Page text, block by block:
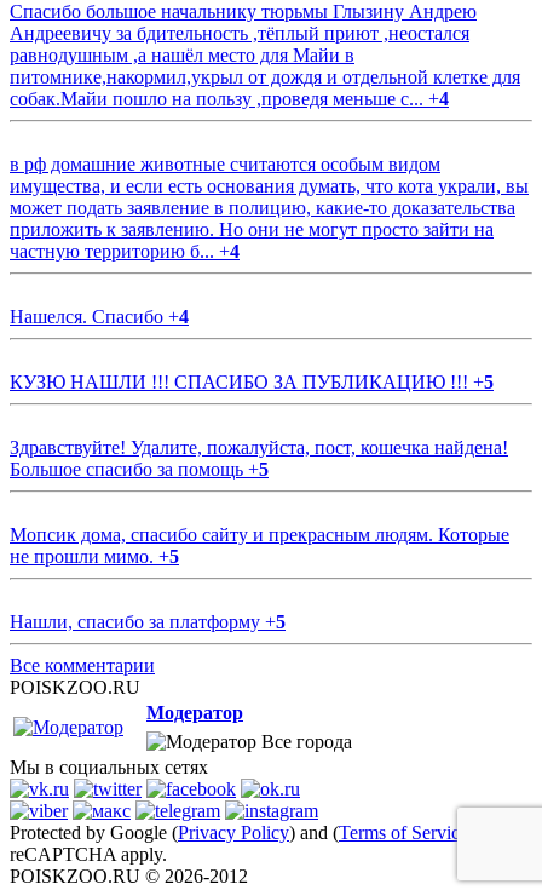
Спасибо большое начальнику тюрьмы Глызину Андрею
Андреевичу за бдительность ,тёплый приют ,неостался
равнодушным ,а нашёл место для Майи в
питомнике,накормил,укрыл от дождя и отдельной клетке для
собак.Майи пошло на пользу ,проведя меньше с... +4
в рф домашние животные считаются особым видом
имущества, и если есть основания думать, что кота украли, вы
может подать заявление в полицию, какие-то доказательства
приложить к заявлению. Но они не могут просто зайти на
частную территорию б... +4
Нашелся. Спасибо +4
КУЗЮ НАШЛИ !!! СПАСИБО ЗА ПУБЛИКАЦИЮ !!! +5
Здравствуйте! Удалите, пожалуйста, пост, кошечка найдена!
Большое спасибо за помощь +5
Мопсик дома, спасибо сайту и прекрасным людям. Которые
не прошли мимо. +5
Нашли, спасибо за платформу +5
Все комментарии
POISKZOO.RU
Модератор
Все города
Мы в социальных сетях
Protected by Google (Privacy Policy) and (Terms of Service
reCAPTCHA apply.
POISKZOO.RU © 2026-2012